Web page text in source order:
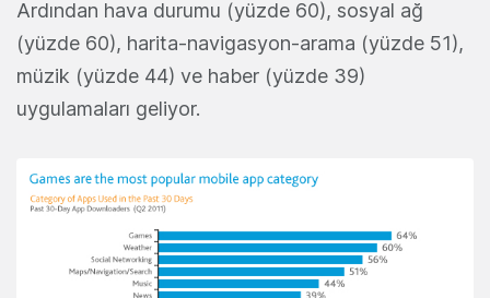
Ardından hava durumu (yüzde 60), sosyal ağ
(yüzde 60), harita-navigasyon-arama (yüzde 51),
müzik (yüzde 44) ve haber (yüzde 39)
uygulamaları geliyor.